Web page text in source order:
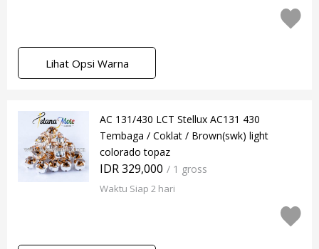
Lihat Opsi Warna
AC 131/430 LCT Stellux AC131 430
Tembaga / Coklat / Brown(swk) light
colorado topaz
IDR 329,000 / 1 gross
Waktu Siap 2 hari